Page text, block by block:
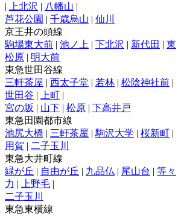
|
上北沢 | 八幡山 |
芦花公園 | 千歳烏山 | 仙川
京王井の頭線
駒場東大前 | 池ノ上 | 下北沢 | 新代田 | 東
松原 | 明大前
東急世田谷線
三軒茶屋 | 西太子堂 | 若林 | 松陰神社前 |
世田谷 | 上町 |
宮の坂 | 山下 | 松原 | 下高井戸
東急田園都市線
池尻大橋 | 三軒茶屋 | 駒沢大学 | 桜新町 |
用賀 | 二子玉川
東急大井町線
緑が丘 | 自由が丘 | 九品仏 | 尾山台 | 等々
力 | 上野毛 |
二子玉川
東急東横線